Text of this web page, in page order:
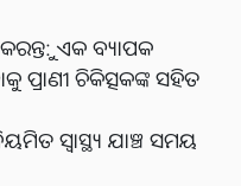
କରନ୍ତୁ: ଏକ ବ୍ୟାପକ
ପ୍ରାଣୀ ଚିକିତ୍ସକଙ୍କ ସହିତ
ସ୍ୱାସ୍ଥ୍ୟ ଯାଞ୍ଚ ସମୟ